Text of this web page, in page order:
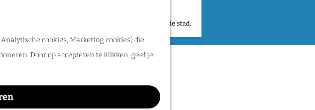
cookies, Marketing cookies) die
Door op accepteren te klikken, geef je
op pad en ontdek verborgen plekken en verhalen in de stad.